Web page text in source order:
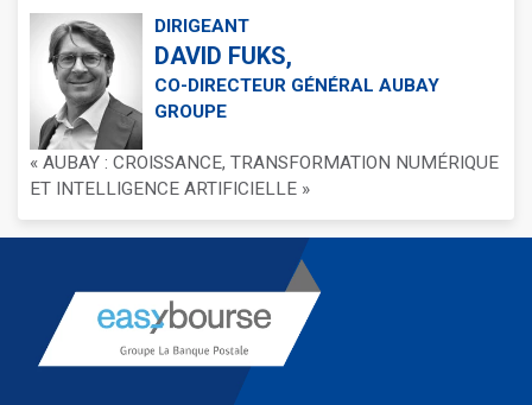
DIRIGEANT
DAVID FUKS,
CO-DIRECTEUR GÉNÉRAL AUBAY
GROUPE
« AUBAY : CROISSANCE, TRANSFORMATION NUMÉRIQUE
ET INTELLIGENCE ARTIFICIELLE »